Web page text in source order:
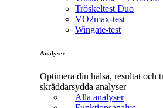
Tröskeltest Duo
VO2max-test
Wingate-test
Analyser
Optimera din hälsa, resultat och
skräddarsydda analyser
Alla analyser